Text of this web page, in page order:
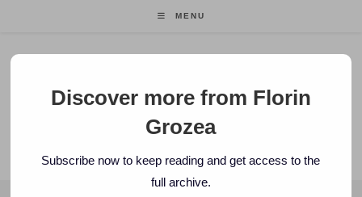
MENU
Florin Grozea
ENTREPRENEUR. FOUNDER/CEO MOCAPP.
Discover more from Florin
Grozea
Subscribe now to keep reading and get access to the
full archive.